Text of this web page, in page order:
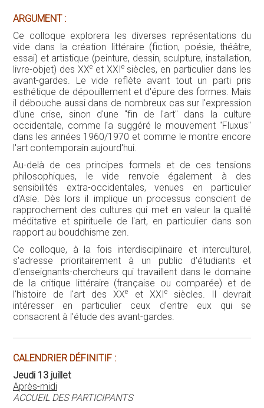
ARGUMENT :
Ce colloque explorera les diverses représentations du
vide dans la création littéraire (fiction, poésie, théâtre,
essai) et artistique (peinture, dessin, sculpture, installation,
livre-objet) des XXeet XXIesiècles, en particulier dans les
avant-gardes. Le vide reflète avant tout un parti pris
esthétique de dépouillement et d'épure des formes. Mais
il débouche aussi dans de nombreux cas sur l'expression
d'une crise, sinon d'une "fin de l'art" dans la culture
occidentale, comme l'a suggéré le mouvement "Fluxus"
dans les années 1960/1970 et comme le montre encore
l'art contemporain aujourd'hui.
Au-delà de ces principes formels et de ces tensions
philosophiques, le vide renvoie également à des
sensibilités extra-occidentales, venues en particulier
d'Asie. Dès lors il implique un processus conscient de
rapprochement des cultures qui met en valeur la qualité
méditative et spirituelle de l'art, en particulier dans son
rapport au bouddhisme zen.
Ce colloque, à la fois interdisciplinaire et interculturel,
s'adresse prioritairement à un public d'étudiants et
d'enseignants-chercheurs qui travaillent dans le domaine
de la critique littéraire (française ou comparée) et de
l'histoire de l'art des XXe et XXIesiècles. Il devrait
intéresser en particulier ceux d'entre eux qui se
consacrent à l'étude des avant-gardes.
CALENDRIER DÉFINITIF :
Jeudi 13 juillet
Après-midi
ACCUEIL DES PARTICIPANTS